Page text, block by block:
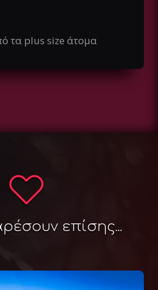
τα plus size άτομα
επίσης...